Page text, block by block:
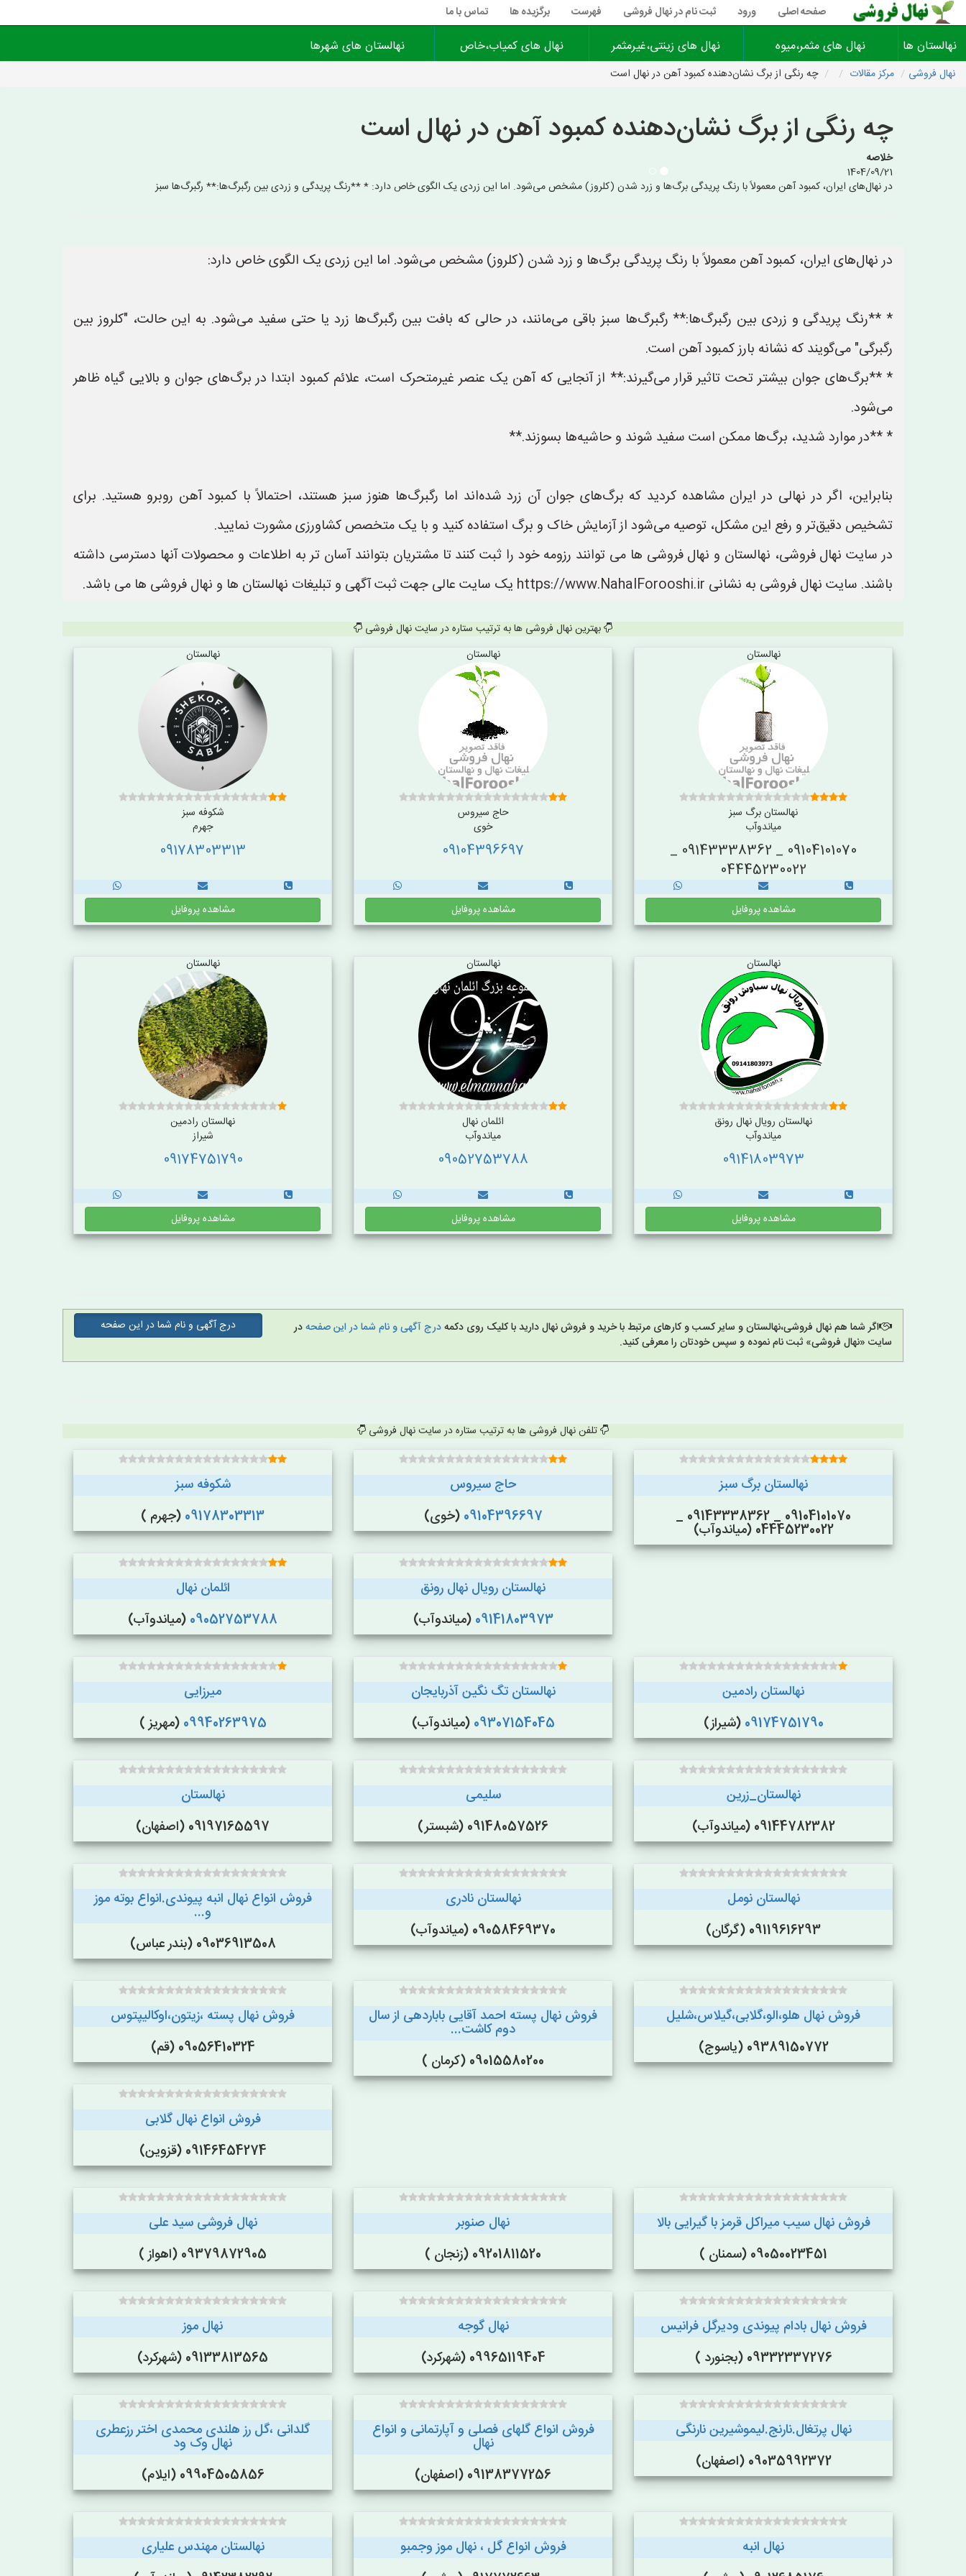
صفحه اصلی ورود ثبت نام در نهال فروشی فهرست برگزیده ها تماس با ما
نهالستان ها نهال های مثمر،میوه نهال های زینتی،غیرمثمر نهال های کمیاب،خاص نهالستان های شهرها
نهال فروشی مرکز مقالات چه رنگی از برگ نشان‌دهنده کمبود آهن در نهال است
چه رنگی از برگ نشان‌دهنده کمبود آهن در نهال است
خلاصه
1404/09/21
در نهال‌های ایران، کمبود آهن معمولاً با رنگ پریدگی برگ‌ها و زرد شدن (کلروز) مشخص می‌شود. اما این زردی یک الگوی خاص دارد: * **رنگ پریدگی و زردی بین رگبرگ‌ها:** رگبرگ‌ها سبز
در نهال‌های ایران، کمبود آهن معمولاً با رنگ پریدگی برگ‌ها و زرد شدن (کلروز) مشخص می‌شود. اما این زردی یک الگوی خاص دارد:
* **رنگ پریدگی و زردی بین رگبرگ‌ها:** رگبرگ‌ها سبز باقی می‌مانند، در حالی که بافت بین رگبرگ‌ها زرد یا حتی سفید می‌شود. به این حالت، "کلروز بین
رگبرگی" می‌گویند که نشانه بارز کمبود آهن است.
* **برگ‌های جوان بیشتر تحت تاثیر قرار می‌گیرند:** از آنجایی که آهن یک عنصر غیرمتحرک است، علائم کمبود ابتدا در برگ‌های جوان و بالایی گیاه ظاهر
می‌شود.
* **در موارد شدید، برگ‌ها ممکن است سفید شوند و حاشیه‌ها بسوزند.**
بنابراین، اگر در نهالی در ایران مشاهده کردید که برگ‌های جوان آن زرد شده‌اند اما رگبرگ‌ها هنوز سبز هستند، احتمالاً با کمبود آهن روبرو هستید. برای
تشخیص دقیق‌تر و رفع این مشکل، توصیه می‌شود از آزمایش خاک و برگ استفاده کنید و با یک متخصص کشاورزی مشورت نمایید.
در سایت نهال فروشی، نهالستان و نهال فروشی ها می توانند رزومه خود را ثبت کنند تا مشتریان بتوانند آسان تر به اطلاعات و محصولات آنها دسترسی داشته
باشند. سایت نهال فروشی به نشانی https://www.NahalForooshi.ir یک سایت عالی جهت ثبت آگهی و تبلیغات نهالستان ها و نهال فروشی ها می باشد.
بهترین نهال فروشی ها به ترتیب ستاره در سایت نهال فروشی
نهالستان
نهالستان برگ سبز
میاندوآب
09104101070 _ 09143338362 _
04445230022
مشاهده پروفایل
نهالستان
حاج سیروس
خوی
09104396697
مشاهده پروفایل
نهالستان
شکوفه سبز
جهرم
09178303313
مشاهده پروفایل
نهالستان
نهالستان رویال نهال رونق
میاندوآب
09141803973
مشاهده پروفایل
نهالستان
ائلمان نهال
میاندوآب
09052753788
مشاهده پروفایل
نهالستان
نهالستان رادمین
شیراز
09174751790
مشاهده پروفایل
اگر شما هم نهال فروشی،نهالستان و سایر کسب و کارهای مرتبط با خرید و فروش نهال دارید با کلیک روی دکمهدرج آگهی و نام شما در این صفحهدر
سایت «نهال فروشی» ثبت نام نموده و سپس خودتان را معرفی کنید.
درج آگهی و نام شما در این صفحه
تلفن نهال فروشی ها به ترتیب ستاره در سایت نهال فروشی
نهالستان برگ سبز
09104101070 _ 09143338362 _
04445230022 (میاندوآب)
حاج سیروس
09104396697 (خوی)
شکوفه سبز
09178303313 (جهرم )
نهالستان رویال نهال رونق
09141803973 (میاندوآب)
ائلمان نهال
09052753788 (میاندوآب)
نهالستان رادمین
09174751790 (شیراز)
نهالستان تگ نگین آذربایجان
09307154045 (میاندوآب)
میرزایی
09940263975 (مهریز )
نهالستان_زرین
09144782382 (میاندوآب)
سلیمی
09148057526 (شبستر)
نهالستان
09197165597 (اصفهان)
نهالستان نومل
09119616293 (گرگان)
نهالستان نادری
09058469370 (میاندوآب)
فروش انواع نهال انبه پیوندی.انواع بوته موز
و...
09036913508 (بندر عباس)
فروش نهال هلو،الو،گلابی،گیلاس،شلیل
09389150772 (یاسوج)
فروش نهال پسته احمد آقایی باباردهی از سال
دوم کاشت...
09015580200 (کرمان )
فروش نهال پسته ،زیتون،اوکالیپتوس
09056410324 (قم)
فروش انواع نهال گلابی
09146454274 (قزوین)
فروش نهال سیب میراکل قرمز با گیرایی بالا
09050023451 (سمنان )
نهال صنوبر
09201811520 (زنجان )
نهال فروشی سید علی
09379872905 (اهواز )
فروش نهال بادام پیوندی ودیرگل فرانیس
09332337276 (بجنورد )
نهال گوجه
09965119404 (شهرکرد)
نهال موز
09133813565 (شهرکرد)
نهال پرتغال.نارنج.لیموشیرین نارنگی
09035992372 (اصفهان)
فروش انواع گلهای فصلی و آپارتمانی و انواع
نهال
09138377256 (اصفهان)
گلدانی ،گل رز هلندی محمدی اختر رزعطری
نهال وک ود
09904505856 (ایلام)
نهال انبه
فروش انواع گل ، نهال موز وجمبو
نهالستان مهندس علیاری